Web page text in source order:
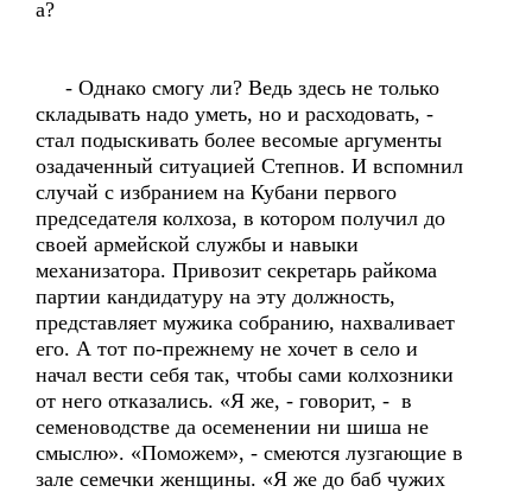
а?
- Однако смогу ли? Ведь здесь не только
складывать надо уметь, но и расходовать, -
стал подыскивать более весомые аргументы
озадаченный ситуацией Степнов. И вспомнил
случай с избранием на Кубани первого
председателя колхоза, в котором получил до
своей армейской службы и навыки
механизатора. Привозит секретарь райкома
партии кандидатуру на эту должность,
представляет мужика собранию, нахваливает
его. А тот по-прежнему не хочет в село и
начал вести себя так, чтобы сами колхозники
от него отказались. «Я же, - говорит, - в
семеноводстве да осеменении ни шиша не
смыслю». «Поможем», - смеются лузгающие в
зале семечки женщины. «Я же до баб чужих